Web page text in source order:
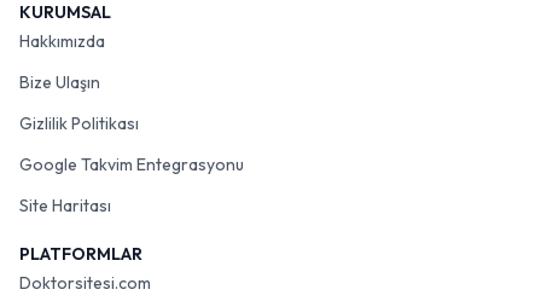
KURUMSAL
Hakkımızda
Bize Ulaşın
Gizlilik Politikası
Google Takvim Entegrasyonu
Site Haritası
PLATFORMLAR
Doktorsitesi.com